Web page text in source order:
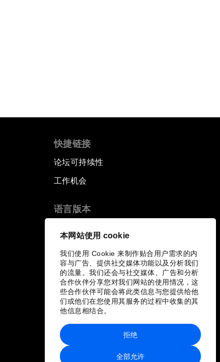
本网站使用 cookie
我们使用 Cookie 来制作贴合用户需求的内
容与广告、提供社交媒体功能以及分析我们
的流量。我们还会与社交媒体、广告和分析
合作伙伴分享您对我们网站的使用情况，这
些合作伙伴可能会将此类信息与您提供给他
们或他们在您使用其服务的过程中收集的其
他信息相结合。
全部允许
拒绝
快捷链接
论坛可持续性
工作机会
语言版本